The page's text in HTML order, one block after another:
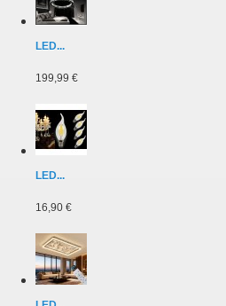
LED...
199,99 €
LED...
16,90 €